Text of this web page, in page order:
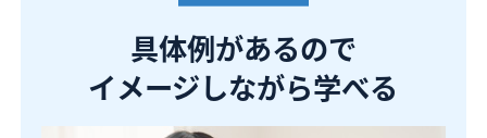
具体例があるので
イメージしながら学べる